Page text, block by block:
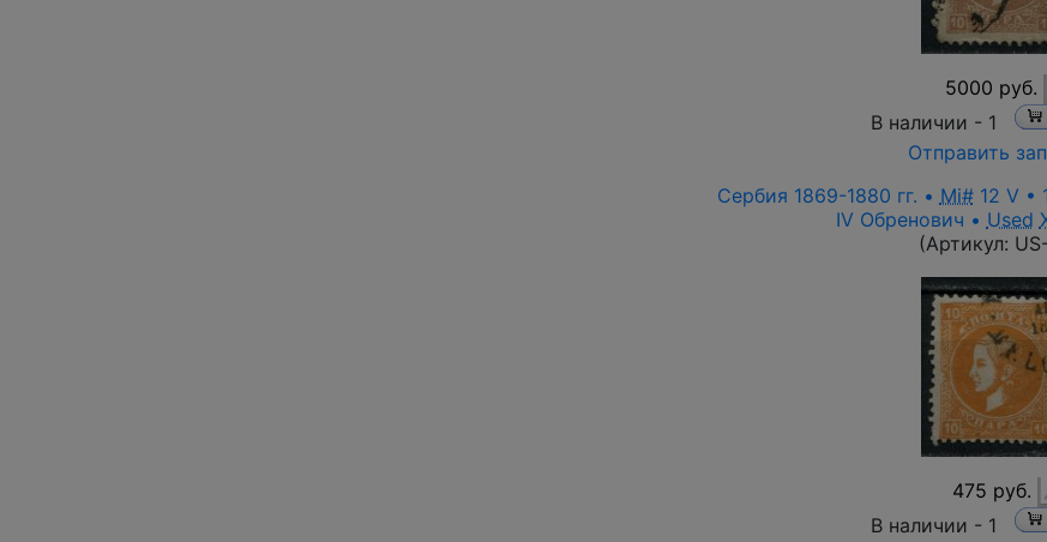
5000 руб.
В наличии - 1
Отправить
Сербия 1869-1880 гг. • Mi#12 V •
IV Обренович • Used
(Артикул:
475 руб.
В наличии - 1